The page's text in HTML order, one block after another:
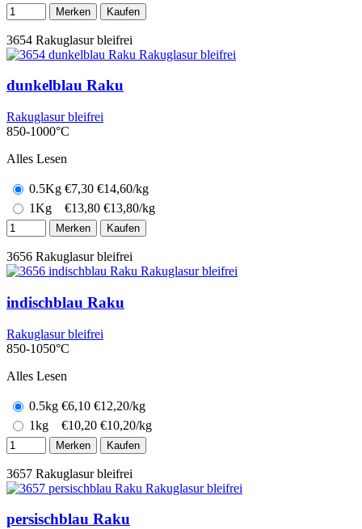
Merken Kaufen
3654 Rakuglasur bleifrei
dunkelblau Raku
Rakuglasur bleifrei
850-1000°C
Alles Lesen
0.5Kg €7,30 €14,60/kg
1Kg
€13,80 €13,80/kg
Merken Kaufen
3656 Rakuglasur bleifrei
indischblau Raku
Rakuglasur bleifrei
850-1050°C
Alles Lesen
0.5kg €6,10 €12,20/kg
1kg
€10,20 €10,20/kg
Merken Kaufen
3657 Rakuglasur bleifrei
persischblau Raku